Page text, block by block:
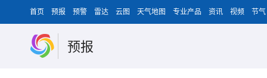
首页 预报 预警 雷达 云图 天气地图 专业产品 资讯 视频 节气
预报